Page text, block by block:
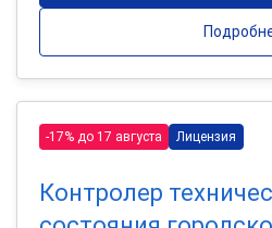
-17% до 17 августа Лицензия
Контролер